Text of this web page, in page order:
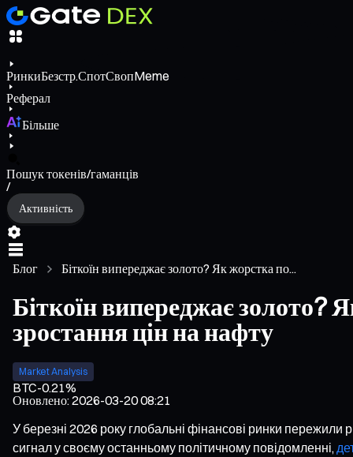
РинкиБезстр.СпотСвопMeme
Реферал
Більше
Пошук токенів/гаманців
/
Активність
Блог Біткоїн випереджає золото? Як жорстка по...
Біткоїн випереджає золото?
зростання цін на нафту
Market Analysis
BTC-0.21%
Оновлено:2026-03-20 08:21
У березні 2026 року глобальні фінансові ринки
сигнал у своєму останньому політичному повідомленні,